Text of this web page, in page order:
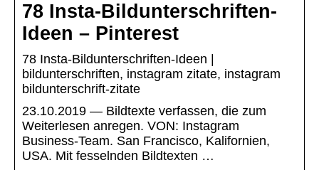
78 Insta-Bildunterschriften-
Ideen – Pinterest
78 Insta-Bildunterschriften-Ideen |
bildunterschriften, instagram zitate, instagram
bildunterschrift-zitate
23.10.2019 — Bildtexte verfassen, die zum
Weiterlesen anregen. VON: Instagram
Business-Team. San Francisco, Kalifornien,
USA. Mit fesselnden Bildtexten …